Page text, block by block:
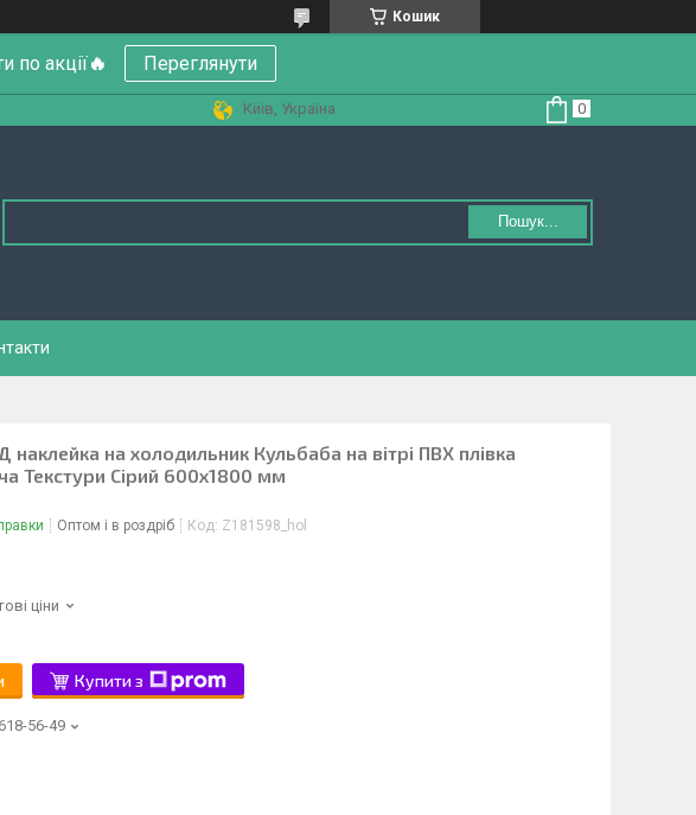
Кошик
по акції🔥 Переглянути
Київ, Україна
Пошук...
наклейка на холодильник Кульбаба на вітрі ПВХ плівка
Текстури Сірий 600х1800 мм
Оптом і в роздріб Код: Z181598_hol
ціни
Купити з
56-49